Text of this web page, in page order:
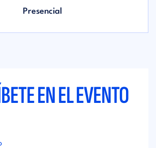
Presencial
EN EL EVENTO